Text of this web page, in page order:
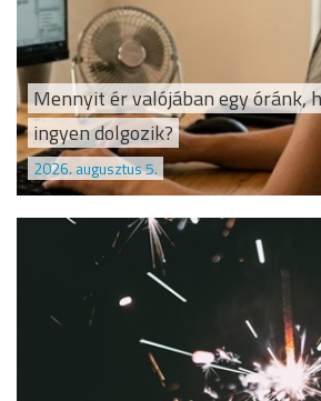
Mennyit ér valójában egy óránk,
ingyen dolgozik?
2026. augusztus 5.